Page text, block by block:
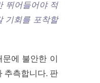
뛰어들어야 적
기회를 포착할
에 불안한 이
추측합니다. 판